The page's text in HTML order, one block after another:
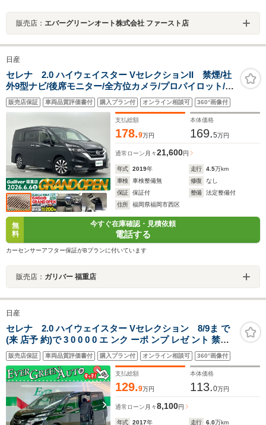
販売店： エバーグリーンオート株式会社 ファースト店
日産
セレナ 2.0 ハイウェイスター VセレクションII 禁煙/社
外9型ナビ/後席モニター/全方位カメラ/プロパイロット/デ
ジタルインナーミラー/両側電動ドア/電動パーキングブレ
ーキ/コーナーセンサー/ETC/パーキングアシスト/ドライ
ブレコーダー/衝突軽減ブレーキ
販売店保証 車両品質評価書付 購入プラン付 オンライン相談可 360°画像付
支払総額
178.9万円
本体価格
169.5万円
通常ローン 月々21,600円
年式 2019年 走行 4.5万km
車検
車検整備無 修復
なし
保証
保証付 整備
法定整備付
住所
福岡県福岡市西区
無
料
今すぐ在庫確認・見積依頼
電話する
カーセンサーアフター保証がBプランに付いています
販売店： ガリバー 福重店
日産
セレナ 2.0 ハイウェイスター Vセレクション 8/9ま で
(来 店予 約)で 3 0 0 0 0 エ ンク ーポ ンプ レゼ ント 禁煙
車 純正SDナビ 衝突軽減ブレーキ 両側自動ドア 全周囲モ
ニター 車線逸脱警報 Bluetooth インテリキー プッシュス
タート クルコン
販売店保証 車両品質評価書付 購入プラン付 オンライン相談可 360°画像付
支払総額
129.9万円
本体価格
113.0万円
通常ローン 月々8,100円
年式 2017年 走行 6.0万km